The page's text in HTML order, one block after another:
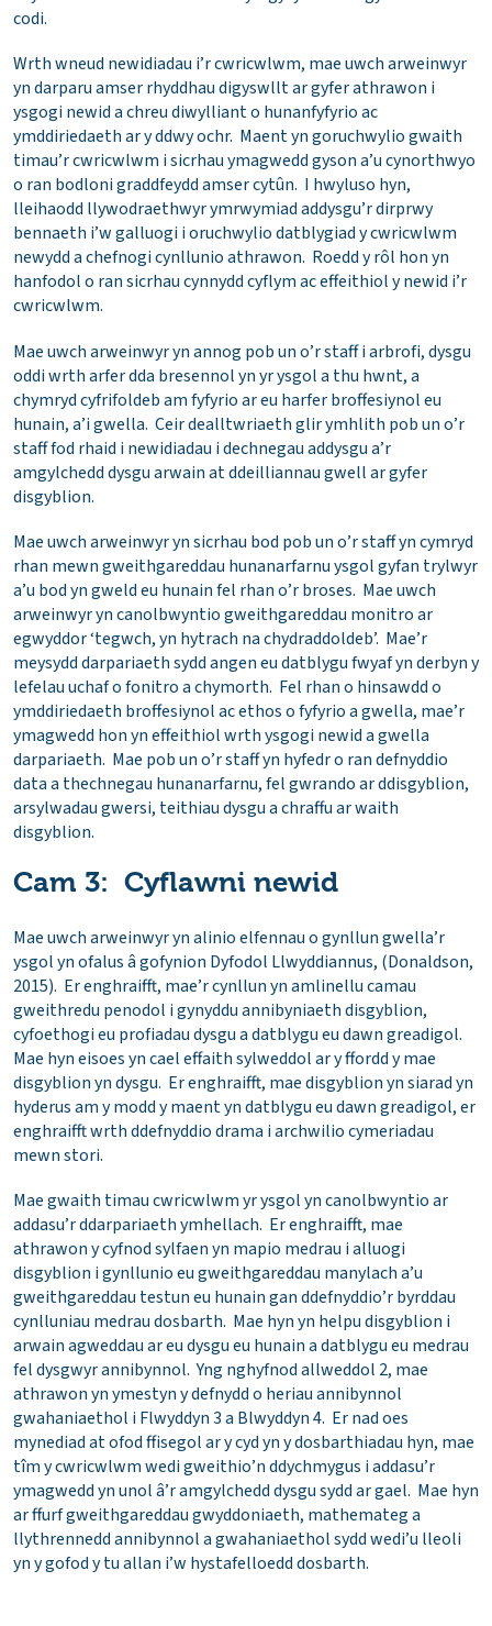
codi.
Wrth wneud newidiadau i’r cwricwlwm, mae uwch arweinwyr
yn darparu amser rhyddhau digyswllt ar gyfer athrawon i
ysgogi newid a chreu diwylliant o hunanfyfyrio ac
ymddiriedaeth ar y ddwy ochr. Maent yn goruchwylio gwaith
timau’r cwricwlwm i sicrhau ymagwedd gyson a’u cynorthwyo
o ran bodloni graddfeydd amser cytûn. I hwyluso hyn,
lleihaodd llywodraethwyr ymrwymiad addysgu’r dirprwy
bennaeth i’w galluogi i oruchwylio datblygiad y cwricwlwm
newydd a chefnogi cynllunio athrawon. Roedd y rôl hon yn
hanfodol o ran sicrhau cynnydd cyflym ac effeithiol y newid i’r
cwricwlwm.
Mae uwch arweinwyr yn annog pob un o’r staff i arbrofi, dysgu
oddi wrth arfer dda bresennol yn yr ysgol a thu hwnt, a
chymryd cyfrifoldeb am fyfyrio ar eu harfer broffesiynol eu
hunain, a’i gwella. Ceir dealltwriaeth glir ymhlith pob un o’r
staff fod rhaid i newidiadau i dechnegau addysgu a’r
amgylchedd dysgu arwain at ddeilliannau gwell ar gyfer
disgyblion.
Mae uwch arweinwyr yn sicrhau bod pob un o’r staff yn cymryd
rhan mewn gweithgareddau hunanarfarnu ysgol gyfan trylwyr
a’u bod yn gweld eu hunain fel rhan o’r broses. Mae uwch
arweinwyr yn canolbwyntio gweithgareddau monitro ar
egwyddor ‘tegwch, yn hytrach na chydraddoldeb’. Mae’r
meysydd darpariaeth sydd angen eu datblygu fwyaf yn derbyn y
lefelau uchaf o fonitro a chymorth. Fel rhan o hinsawdd o
ymddiriedaeth broffesiynol ac ethos o fyfyrio a gwella, mae’r
ymagwedd hon yn effeithiol wrth ysgogi newid a gwella
darpariaeth. Mae pob un o’r staff yn hyfedr o ran defnyddio
data a thechnegau hunanarfarnu, fel gwrando ar ddisgyblion,
arsylwadau gwersi, teithiau dysgu a chraffu ar waith
disgyblion.
Cam 3: Cyflawni newid
Mae uwch arweinwyr yn alinio elfennau o gynllun gwella’r
ysgol yn ofalus â gofynion Dyfodol Llwyddiannus, (Donaldson,
2015). Er enghraifft, mae’r cynllun yn amlinellu camau
gweithredu penodol i gynyddu annibyniaeth disgyblion,
cyfoethogi eu profiadau dysgu a datblygu eu dawn greadigol.
Mae hyn eisoes yn cael effaith sylweddol ar y ffordd y mae
disgyblion yn dysgu. Er enghraifft, mae disgyblion yn siarad yn
hyderus am y modd y maent yn datblygu eu dawn greadigol, er
enghraifft wrth ddefnyddio drama i archwilio cymeriadau
mewn stori.
Mae gwaith timau cwricwlwm yr ysgol yn canolbwyntio ar
addasu’r ddarpariaeth ymhellach. Er enghraifft, mae
athrawon y cyfnod sylfaen yn mapio medrau i alluogi
disgyblion i gynllunio eu gweithgareddau manylach a’u
gweithgareddau testun eu hunain gan ddefnyddio’r byrddau
cynlluniau medrau dosbarth. Mae hyn yn helpu disgyblion i
arwain agweddau ar eu dysgu eu hunain a datblygu eu medrau
fel dysgwyr annibynnol. Yng nghyfnod allweddol 2, mae
athrawon yn ymestyn y defnydd o heriau annibynnol
gwahaniaethol i Flwyddyn 3 a Blwyddyn 4. Er nad oes
mynediad at ofod ffisegol ar y cyd yn y dosbarthiadau hyn, mae
tîm y cwricwlwm wedi gweithio’n ddychmygus i addasu’r
ymagwedd yn unol â’r amgylchedd dysgu sydd ar gael. Mae hyn
ar ffurf gweithgareddau gwyddoniaeth, mathemateg a
llythrennedd annibynnol a gwahaniaethol sydd wedi’u lleoli
yn y gofod y tu allan i’w hystafelloedd dosbarth.